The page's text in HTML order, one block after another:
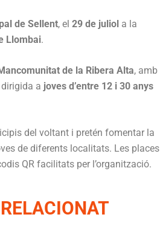
de Sellent, el 29 de juliol a la
Llombai.
de la Ribera Alta, amb
a joves d’entre 12 i 30 anys
del voltant i pretén fomentar la
de diferents localitats. Les places
QR facilitats per l’organització.
RELACIONAT